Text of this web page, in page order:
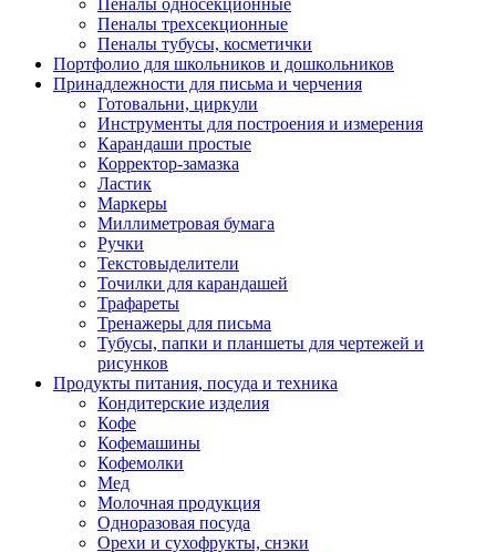
Пеналы односекционные
Пеналы трехсекционные
Пеналы тубусы, косметички
Портфолио для школьников и дошкольников
Принадлежности для письма и черчения
Готовальни, циркули
Инструменты для построения и измерения
Карандаши простые
Корректор-замазка
Ластик
Маркеры
Миллиметровая бумага
Ручки
Текстовыделители
Точилки для карандашей
Трафареты
Тренажеры для письма
Тубусы, папки и планшеты для чертежей и
рисунков
Продукты питания, посуда и техника
Кондитерские изделия
Кофе
Кофемашины
Кофемолки
Мед
Молочная продукция
Одноразовая посуда
Орехи и сухофрукты, снэки